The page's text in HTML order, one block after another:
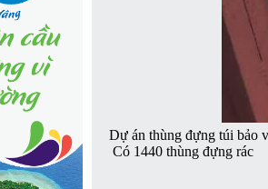
Dự án thùng đựng túi bảo
Có 1440 thùng đựng rác